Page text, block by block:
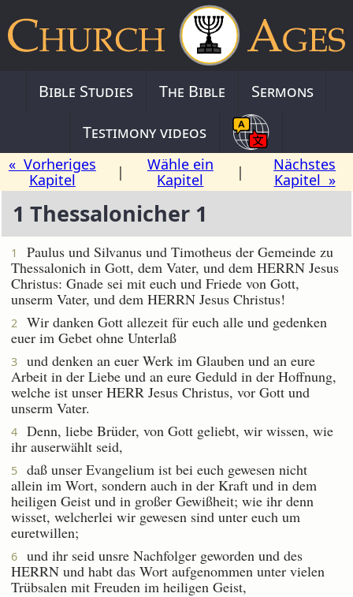
Bible Studies The Bible
Sermons
Testimony videos
« Vorheriges
Kapitel
|
Wähle ein
Kapitel
|
Nächstes
Kapitel »
1 Thessalonicher 1
1
Paulus und Silvanus und Timotheus der Gemeinde zu
Thessalonich in Gott, dem Vater, und dem HERRN Jesus
Christus: Gnade sei mit euch und Friede von Gott,
unserm Vater, und dem HERRN Jesus Christus!
2
Wir danken Gott allezeit für euch alle und gedenken
euer im Gebet ohne Unterlaß
3
und denken an euer Werk im Glauben und an eure
Arbeit in der Liebe und an eure Geduld in der Hoffnung,
welche ist unser HERR Jesus Christus, vor Gott und
unserm Vater.
4
Denn, liebe Brüder, von Gott geliebt, wir wissen, wie
ihr auserwählt seid,
5
daß unser Evangelium ist bei euch gewesen nicht
allein im Wort, sondern auch in der Kraft und in dem
heiligen Geist und in großer Gewißheit; wie ihr denn
wisset, welcherlei wir gewesen sind unter euch um
euretwillen;
6
und ihr seid unsre Nachfolger geworden und des
HERRN und habt das Wort aufgenommen unter vielen
Trübsalen mit Freuden im heiligen Geist,